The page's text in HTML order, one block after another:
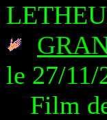
le 27/11/
Film